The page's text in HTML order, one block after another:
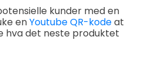
kunder med en
enYoutube QR-kodeat
hva det neste produktet